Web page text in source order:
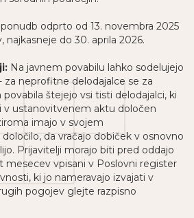
odprto od 13. novembra 2025
najkasneje do 30. aprila 2026.
Na javnem povabilu lahko sodelujejo
za neprofitne delodajalce se za
štejejo vsi tisti delodajalci, ki
v ustanovitvenem aktu določen
imajo v svojem
da vračajo dobiček v osnovno
Prijavitelji morajo biti pred oddajo
mesecev vpisani v Poslovni register
ki jo nameravajo izvajati v
pogojev glejte razpisno